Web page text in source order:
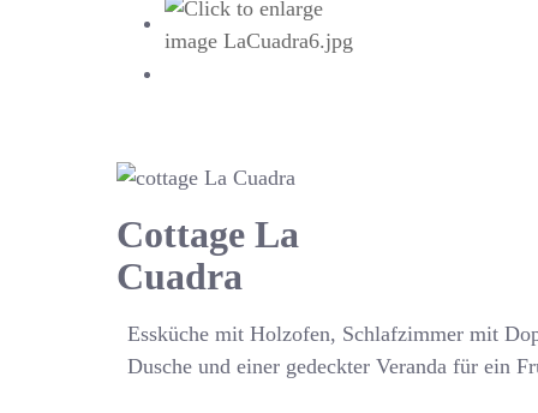
Cottage La
Cuadra
Essküche mit Holzofen, Schlafzimmer mit
Dusche und einer gedeckter Veranda für ein